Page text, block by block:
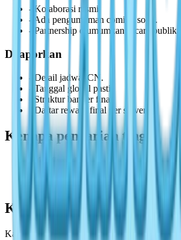
- Kolaborasi resmi.
- Ada pengumuman coming soon.
- Partnership diumumkan secara publik.
Dilaporkan
- Detail jadwal CN.
Tanggal global pasti.
Struktur banner final.
Daftar reward final per server.
Kenapa pencarian tinggi
Kategori utama yang
Kategori utama: Events. Sekunder: Guides.